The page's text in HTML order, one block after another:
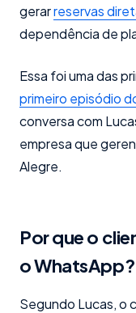
gerarreservas
dependência de
Essa foi uma das
primeiro episódio
conversa com
empresa que
Alegre.
Por que o
o WhatsApp?
Segundo Lucas, o